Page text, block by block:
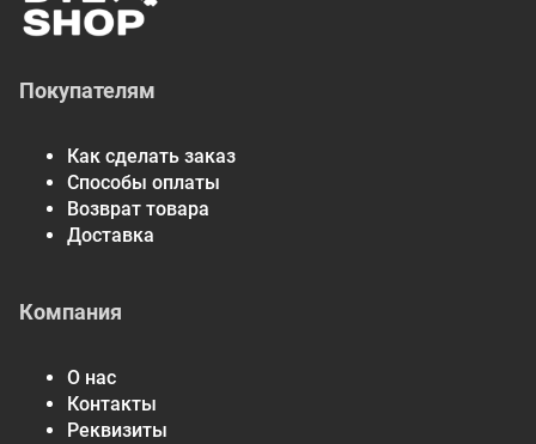
Покупателям
Как сделать заказ
Способы оплаты
Возврат товара
Доставка
Компания
О нас
Контакты
Реквизиты